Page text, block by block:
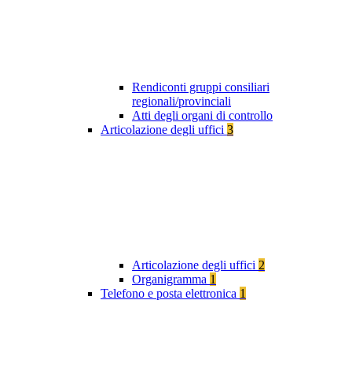
Rendiconti gruppi consiliari
regionali/provinciali
Atti degli organi di controllo
Articolazione degli uffici 3
Articolazione degli uffici 2
Organigramma 1
Telefono e posta elettronica 1